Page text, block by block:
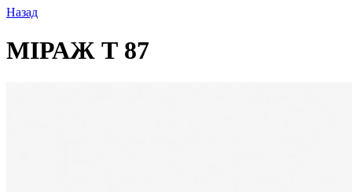
Назад
МІРАЖ Т 87